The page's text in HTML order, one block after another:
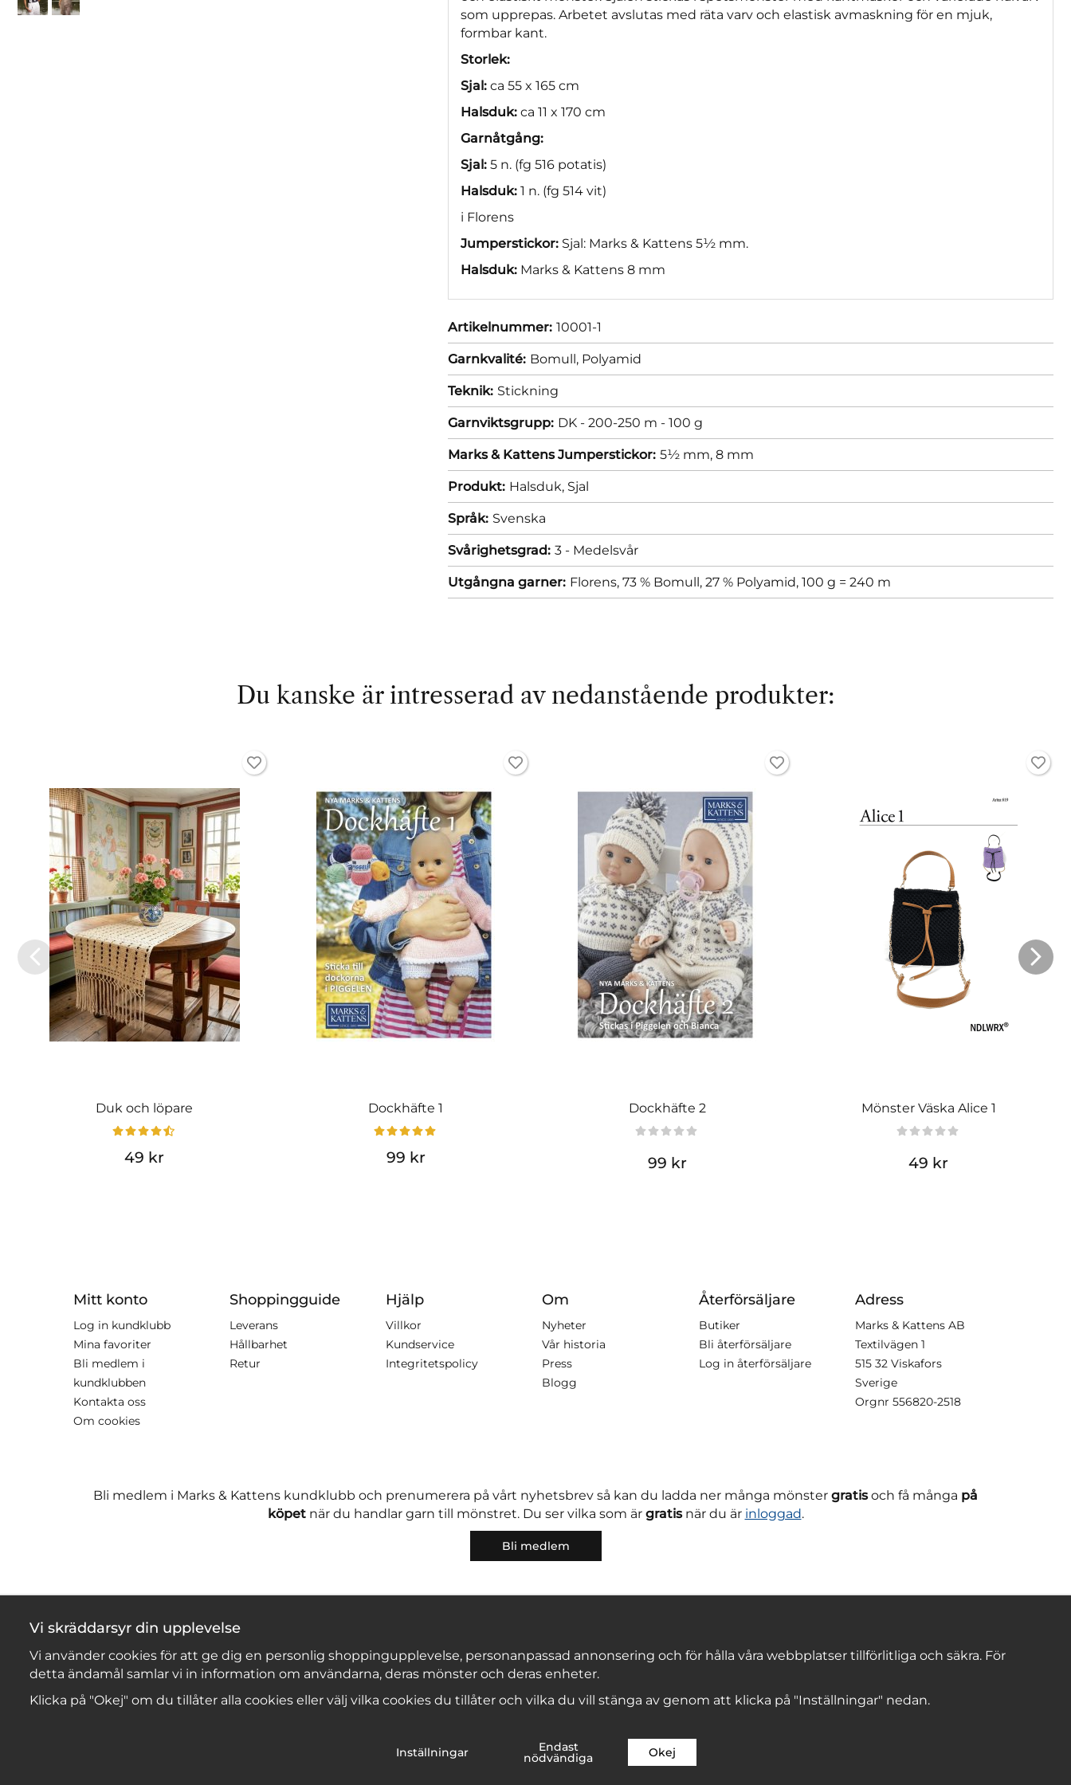
som upprepas. Arbetet avslutas med räta varv och elastisk avmaskning för en mjuk,
formbar kant.
Storlek:
Sjal: ca 55 x 165 cm
Halsduk: ca 11 x 170 cm
Garnåtgång:
Sjal: 5 n. (fg 516 potatis)
Halsduk: 1 n. (fg 514 vit)
i Florens
Jumperstickor: Sjal: Marks & Kattens 5½ mm.
Halsduk: Marks & Kattens 8 mm
Artikelnummer: 10001-1
Garnkvalité: Bomull, Polyamid
Teknik: Stickning
Garnviktsgrupp: DK - 200-250 m - 100 g
Marks & Kattens Jumperstickor: 5½ mm, 8 mm
Produkt: Halsduk, Sjal
Språk: Svenska
Svårighetsgrad: 3 - Medelsvår
Utgångna garner: Florens, 73 % Bomull, 27 % Polyamid, 100 g = 240 m
Du kanske är intresserad av nedanstående produkter:
Duk och löpare
49 kr
Dockhäfte 1
99 kr
Dockhäfte 2
99 kr
Mönster Väska Alice 1
49 kr
Mitt konto
Log in kundklubb
Mina favoriter
Bli medlem i
kundklubben
Kontakta oss
Om cookies
Shoppingguide
Leverans
Hållbarhet
Retur
Hjälp
Villkor
Kundservice
Integritetspolicy
Om
Nyheter
Vår historia
Press
Blogg
Återförsäljare
Butiker
Bli återförsäljare
Log in återförsäljare
Adress
Marks & Kattens AB
Textilvägen 1
515 32 Viskafors
Sverige
Orgnr 556820-2518
Bli medlem i Marks & Kattens kundklubb och prenumerera på vårt nyhetsbrev så kan du ladda ner många mönster gratisoch få många på
köpetnär du handlar garn till mönstret. Du ser vilka som är gratisnär du är inloggad.
Bli medlem
Copyright © 2026, Marks & Kattens AB
Vi skräddarsyr din upplevelse
Vi använder cookies för att ge dig en personlig shoppingupplevelse, personanpassad annonsering och för hålla våra webbplatser tillförlitliga och säkra. För
detta ändamål samlar vi in information om användarna, deras mönster och deras enheter.
Klicka på "Okej" om du tillåter alla cookies eller välj vilka cookies du tillåter och vilka du vill stänga av genom att klicka på "Inställningar" nedan.
Inställningar Endast
nödvändiga Okej